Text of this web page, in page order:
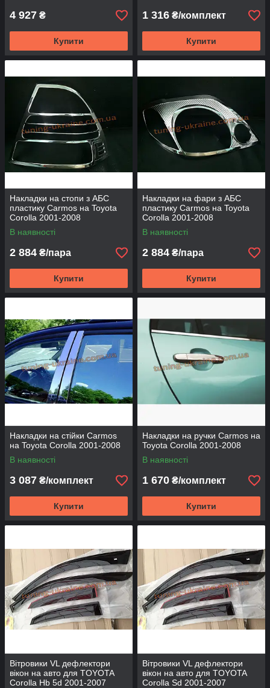
4 927 ₴
Купити
1 316 ₴/комплект
Купити
Накладки на стопи з АБС
пластику Carmos на Toyota
Corolla 2001-2008
В наявності
2 884 ₴/пара
Купити
Накладки на фари з АБС
пластику Carmos на Toyota
Corolla 2001-2008
В наявності
2 884 ₴/пара
Купити
Накладки на стійки Carmos
на Toyota Corolla 2001-2008
В наявності
3 087 ₴/комплект
Купити
Накладки на ручки Carmos на
Toyota Corolla 2001-2008
В наявності
1 670 ₴/комплект
Купити
Вітровики VL дефлектори
вікон на авто для TOYOTA
Corolla Hb 5d 2001-2007
Вітровики VL дефлектори
вікон на авто для TOYOTA
Corolla Sd 2001-2007